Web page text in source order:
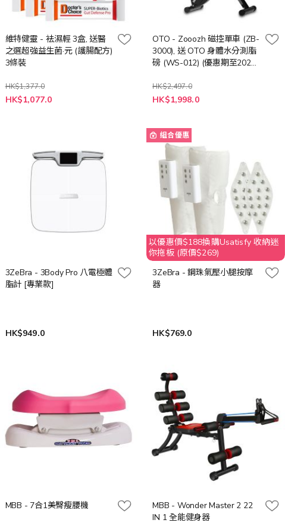
維特健靈 - 袪濕輕 3盒, 送醫
之選超強益生菌·元 (護腸配方)
3條裝
HK$1,377.0
特
殊
HK$1,077.0
OTO - Zooozh 磁控單車 (ZB-
3000), 送 OTO 身體水分測脂
磅 (WS-012) (優惠期至2026
HK$2,497.0
特
殊
HK$1,998.0
3ZeBra - 3Body Pro 八電極體
脂計 [專業款]
HK$949.0
組合優惠
以優惠價$188換購Usatisfy 收納迷
你拖板 (原價$269)
3ZeBra - 鋼珠氣壓小腿按摩
器
HK$769.0
MBB - 7合1美臀瘦腰機
MBB - Wonder Master 2 22
IN 1 全能健身器